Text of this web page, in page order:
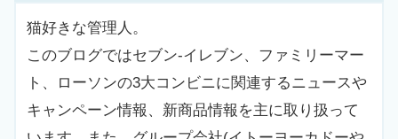
猫好きな管理人。
このブログではセブン-イレブン、ファミリーマー
ト、ローソンの3大コンビニに関連するニュースや
キャンペーン情報、新商品情報を主に取り扱って